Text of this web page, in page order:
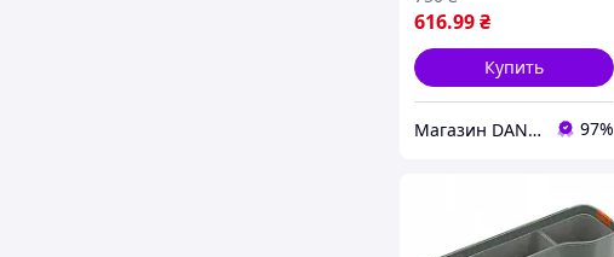
616.99₴
Купить
Магазин DANDI 97%